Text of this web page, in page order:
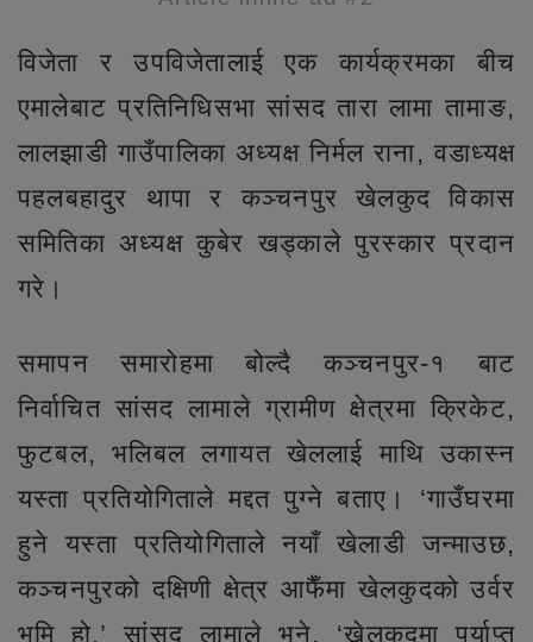
विजेता र उपविजेतालाई एक कार्यक्रमका बीच
एमालेबाट प्रतिनिधिसभा सांसद तारा लामा तामाङ,
लालझाडी गाउँपालिका अध्यक्ष निर्मल राना, वडाध्यक्ष
पहलबहादुर थापा र कञ्चनपुर खेलकुद विकास
समितिका अध्यक्ष कुबेर खड्काले पुरस्कार प्रदान
गरे।
समापन समारोहमा बोल्दै कञ्चनपुर-१ बाट
निर्वाचित सांसद लामाले ग्रामीण क्षेत्रमा क्रिकेट,
फुटबल, भलिबल लगायत खेललाई माथि उकास्न
यस्ता प्रतियोगिताले मद्दत पुग्ने बताए। ‘गाउँघरमा
हुने यस्ता प्रतियोगिताले नयाँ खेलाडी जन्माउछ,
कञ्चनपुरको दक्षिणी क्षेत्र आफैँमा खेलकुदको उर्वर
भूमि हो,’ सांसद लामाले भने, ‘खेलकुदमा पर्याप्त